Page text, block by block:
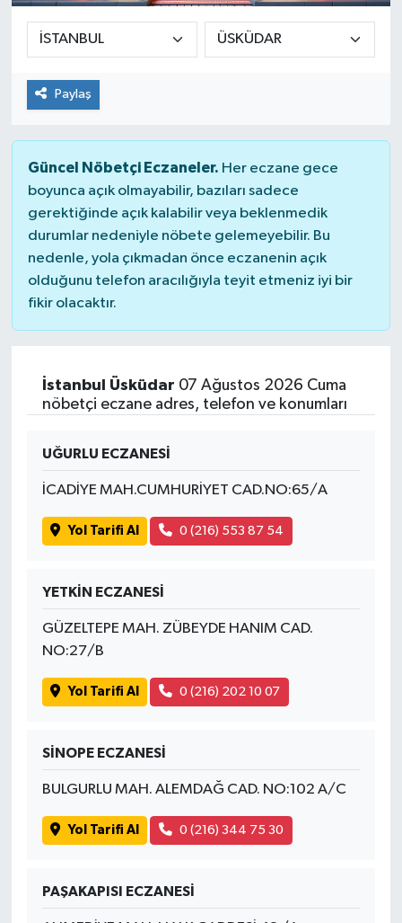
Paylaş
Güncel Nöbetçi Eczaneler. Her eczane gece
boyunca açık olmayabilir, bazıları sadece
gerektiğinde açık kalabilir veya beklenmedik
durumlar nedeniyle nöbete gelemeyebilir. Bu
nedenle, yola çıkmadan önce eczanenin açık
olduğunu telefon aracılığıyla teyit etmeniz iyi bir
fikir olacaktır.
İstanbul Üsküdar 07 Ağustos 2026 Cuma
nöbetçi eczane adres, telefon ve konumları
UĞURLU ECZANESİ
İCADİYE MAH.CUMHURİYET CAD.NO:65/A
Yol Tarifi Al 0 (216) 553 87 54
YETKİN ECZANESİ
GÜZELTEPE MAH. ZÜBEYDE HANIM CAD.
NO:27/B
Yol Tarifi Al 0 (216) 202 10 07
SİNOPE ECZANESİ
BULGURLU MAH. ALEMDAĞ CAD. NO:102 A/C
Yol Tarifi Al 0 (216) 344 75 30
PAŞAKAPISI ECZANESİ
Sağlık
Siyaset
Teknoloji
Türkiye